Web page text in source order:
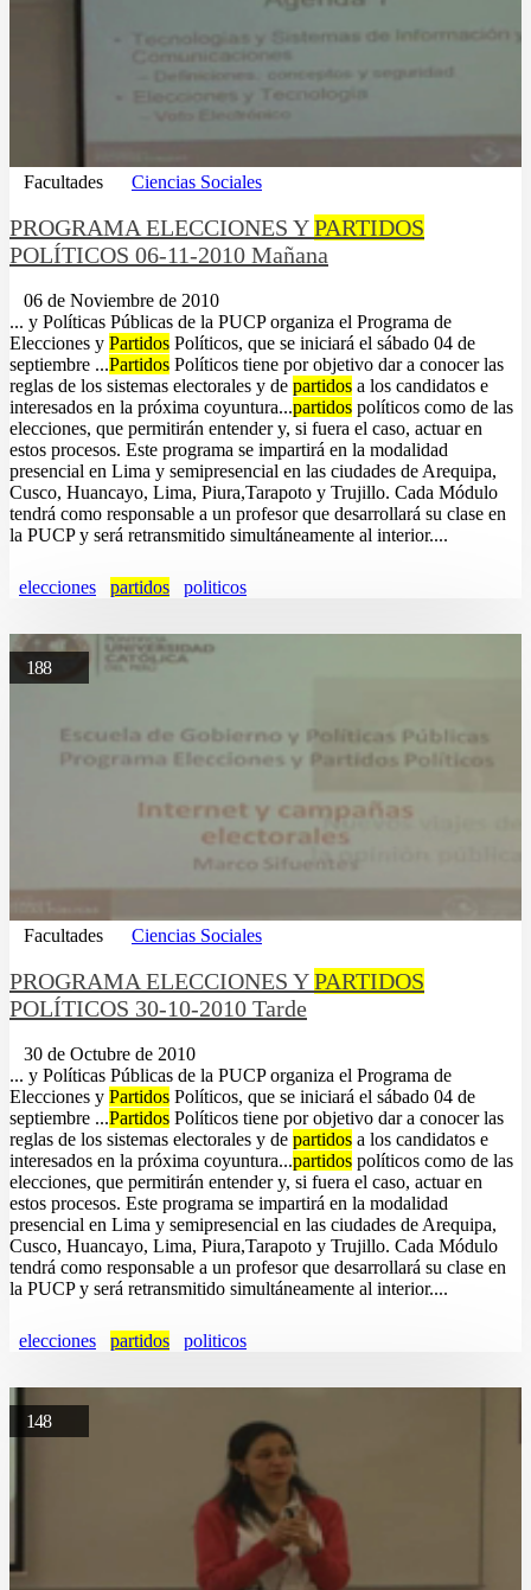
Facultades Ciencias Sociales
PROGRAMA ELECCIONES YPARTIDOS
POLÍTICOS 06-11-2010 Mañana
06 de Noviembre de 2010
... y Políticas Públicas de la PUCP organiza el Programa de
Elecciones y Partidos Políticos, que se iniciará el sábado 04 de
septiembre ...Partidos Políticos tiene por objetivo dar a conocer las
reglas de los sistemas electorales y de partidos a los candidatos e
interesados en la próxima coyuntura...partidos políticos como de las
elecciones, que permitirán entender y, si fuera el caso, actuar en
estos procesos. Este programa se impartirá en la modalidad
presencial en Lima y semipresencial en las ciudades de Arequipa,
Cusco, Huancayo, Lima, Piura,Tarapoto y Trujillo. Cada Módulo
tendrá como responsable a un profesor que desarrollará su clase en
la PUCP y será retransmitido simultáneamente al interior....
elecciones partidos politicos
188
Facultades Ciencias Sociales
PROGRAMA ELECCIONES YPARTIDOS
POLÍTICOS 30-10-2010 Tarde
30 de Octubre de 2010
... y Políticas Públicas de la PUCP organiza el Programa de
Elecciones y Partidos Políticos, que se iniciará el sábado 04 de
septiembre ...Partidos Políticos tiene por objetivo dar a conocer las
reglas de los sistemas electorales y de partidos a los candidatos e
interesados en la próxima coyuntura...partidos políticos como de las
elecciones, que permitirán entender y, si fuera el caso, actuar en
estos procesos. Este programa se impartirá en la modalidad
presencial en Lima y semipresencial en las ciudades de Arequipa,
Cusco, Huancayo, Lima, Piura,Tarapoto y Trujillo. Cada Módulo
tendrá como responsable a un profesor que desarrollará su clase en
la PUCP y será retransmitido simultáneamente al interior....
elecciones partidos politicos
148